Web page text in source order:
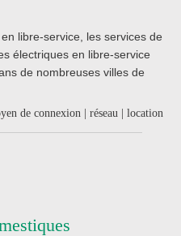
libre-service, les services de
électriques en libre-service
de nombreuses villes de
de connexion | réseau | location